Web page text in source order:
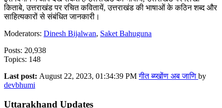
किताबे, उत्तराखंड पर रचित कवितायें, उत्तराखंड की भाषाओं के कठिन शब्द और
साहित्यकारों से संबंधित जानकारी।
Moderators: Dinesh Bijalwan, Saket Bahuguna
Posts: 20,938
Topics: 148
Last post: August 22, 2023, 01:34:39 PMगीत ब्य्खोंण अब जाणि by
devbhumi
Uttarakhand Updates